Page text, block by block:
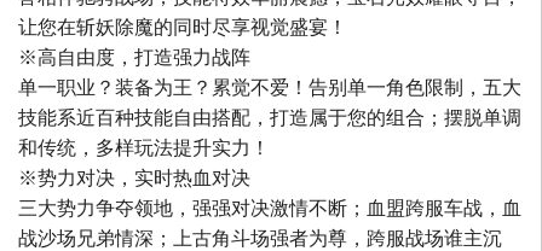
让您在斩妖除魔的同时尽享视觉盛宴！
※高自由度，打造强力战阵
单一职业？装备为王？累觉不爱！告别单一角色限制，五大
技能系近百种技能自由搭配，打造属于您的组合；摆脱单调
和传统，多样玩法提升实力！
※势力对决，实时热血对决
三大势力争夺领地，强强对决激情不断；血盟跨服车战，血
战沙场兄弟情深；上古角斗场强者为尊，跨服战场谁主沉